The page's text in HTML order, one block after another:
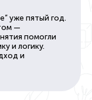
уже пятый год.
—
помогли
и логику.
и